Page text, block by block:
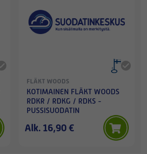
FLÄKT WOODS
KOTIMAINEN FLÄKT WOODS
RDKR / RDKG / RDKS -
PUSSISUODATIN
Alk. 16,90 €